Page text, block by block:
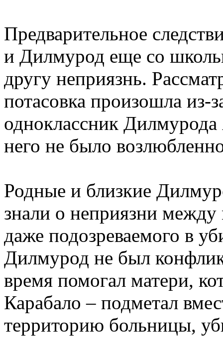
Предварительное
и Дилмурод еще со
другу неприязнь.
потасовка произошла из-
одноклассник
него не было
Родные и близкие
знали о неприязни
даже подозреваемого в
Дилмурод не был
время помогал матери,
Карабало – подметал
территорию больницы,